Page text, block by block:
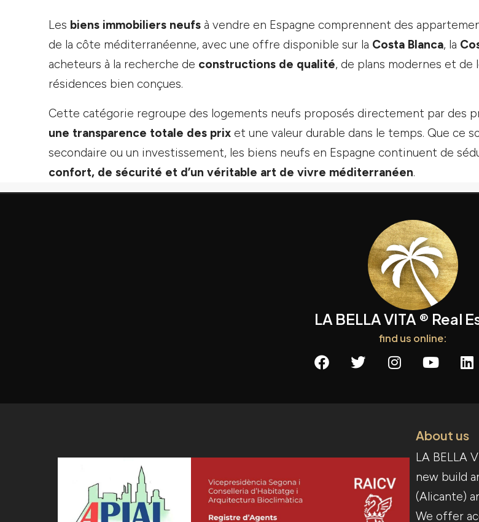
Les biens immobiliers neufs à vendre en Espagne comprennent des
de la côte méditerranéenne, avec une offre disponible sur la Costa Blanca, la
acheteurs à la recherche de constructions de qualité, de plans modernes et
résidences bien conçues.
Cette catégorie regroupe des logements neufs proposés directement par des
une transparence totale des prix et une valeur durable dans le temps. Que ce
secondaire ou un investissement, les biens neufs en Espagne continuent de
confort, de sécurité et d’un véritable art de vivre méditerranéen.
LA BELLA VITA ® Real
find us online:
About us
LA BELLA
new build
(Alicante)
We offer